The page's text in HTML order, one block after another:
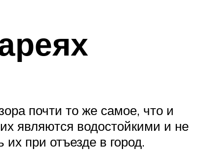
почти то же самое, что и
являются водостойкими и не
при отъезде в город.